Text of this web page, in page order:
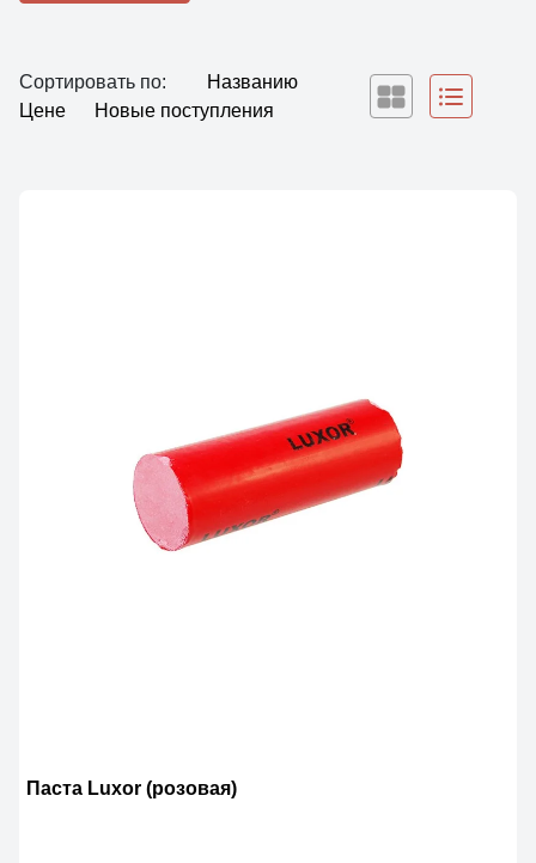
Сортировать по:
Названию
Цене
Новые поступления
Паста Luхor (розовая)